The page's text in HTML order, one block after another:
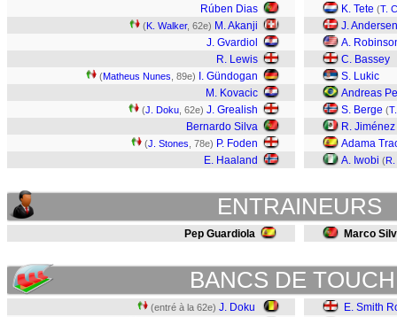
Rúben Dias
(K. Walker, 62e) M. Akanji
J. Gvardiol
R. Lewis
(Matheus Nunes , 89e)
I. Gündogan
M. Kovacic
(J. Doku , 62e) J. Grealish
Bernardo Silva
(J. Stones , 78e) P. Foden
E. Haaland
K. Tete (T.
J. Andersen
A.
C. Bassey
S. Lukic
Andreas
S. Berge (
R. Jiménez
Adama
A. Iwobi (
ENTRAINEURS
Pep Guardiola Marco
BANCS DE
(entré à la 62e) J. Doku
E. Smith